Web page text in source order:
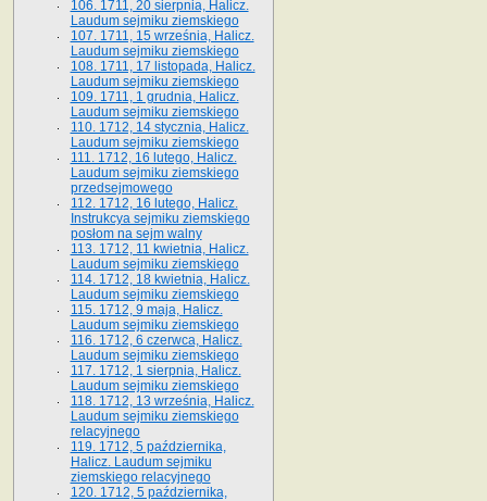
106. 1711, 20 sierpnia, Halicz.
Laudum sejmiku ziemskiego
107. 1711, 15 września, Halicz.
Laudum sejmiku ziemskiego
108. 1711, 17 listopada, Halicz.
Laudum sejmiku ziemskiego
109. 1711, 1 grudnia, Halicz.
Laudum sejmiku ziemskiego
110. 1712, 14 stycznia, Halicz.
Laudum sejmiku ziemskiego
111. 1712, 16 lutego, Halicz.
Laudum sejmiku ziemskiego
przedsejmowego
112. 1712, 16 lutego, Halicz.
Instrukcya sejmiku ziemskiego
posłom na sejm walny
113. 1712, 11 kwietnia, Halicz.
Laudum sejmiku ziemskiego
114. 1712, 18 kwietnia, Halicz.
Laudum sejmiku ziemskiego
115. 1712, 9 maja, Halicz.
Laudum sejmiku ziemskiego
116. 1712, 6 czerwca, Halicz.
Laudum sejmiku ziemskiego
117. 1712, 1 sierpnia, Halicz.
Laudum sejmiku ziemskiego
118. 1712, 13 września, Halicz.
Laudum sejmiku ziemskiego
relacyjnego
119. 1712, 5 października,
Halicz. Laudum sejmiku
ziemskiego relacyjnego
120. 1712, 5 października,